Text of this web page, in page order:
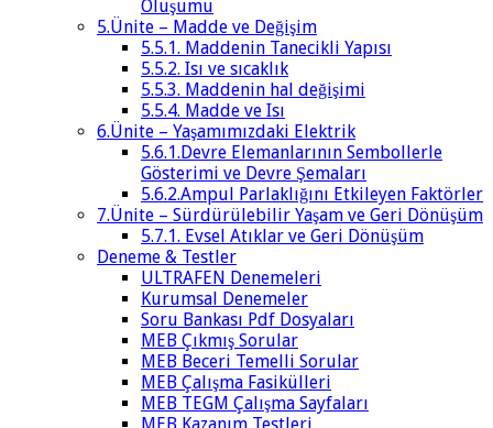
Oluşumu
5.Ünite – Madde ve Değişim
5.5.1. Maddenin Tanecikli Yapısı
5.5.2. Isı ve sıcaklık
5.5.3. Maddenin hal değişimi
5.5.4. Madde ve Isı
6.Ünite – Yaşamımızdaki Elektrik
5.6.1.Devre Elemanlarının Sembollerle
Gösterimi ve Devre Şemaları
5.6.2.Ampul Parlaklığını Etkileyen Faktörler
7.Ünite – Sürdürülebilir Yaşam ve Geri Dönüşüm
5.7.1. Evsel Atıklar ve Geri Dönüşüm
Deneme & Testler
ULTRAFEN Denemeleri
Kurumsal Denemeler
Soru Bankası Pdf Dosyaları
MEB Çıkmış Sorular
MEB Beceri Temelli Sorular
MEB Çalışma Fasikülleri
MEB TEGM Çalışma Sayfaları